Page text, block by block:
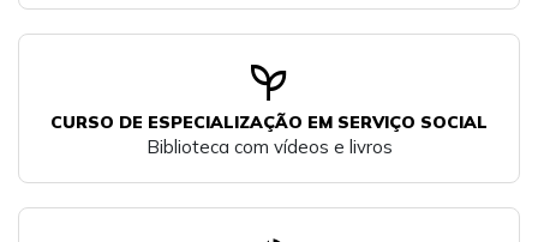
psychiatry
CURSO DE ESPECIALIZAÇÃO EM SERVIÇO SOCIAL
Biblioteca com vídeos e livros